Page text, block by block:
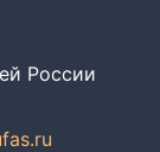
России
fas.ru